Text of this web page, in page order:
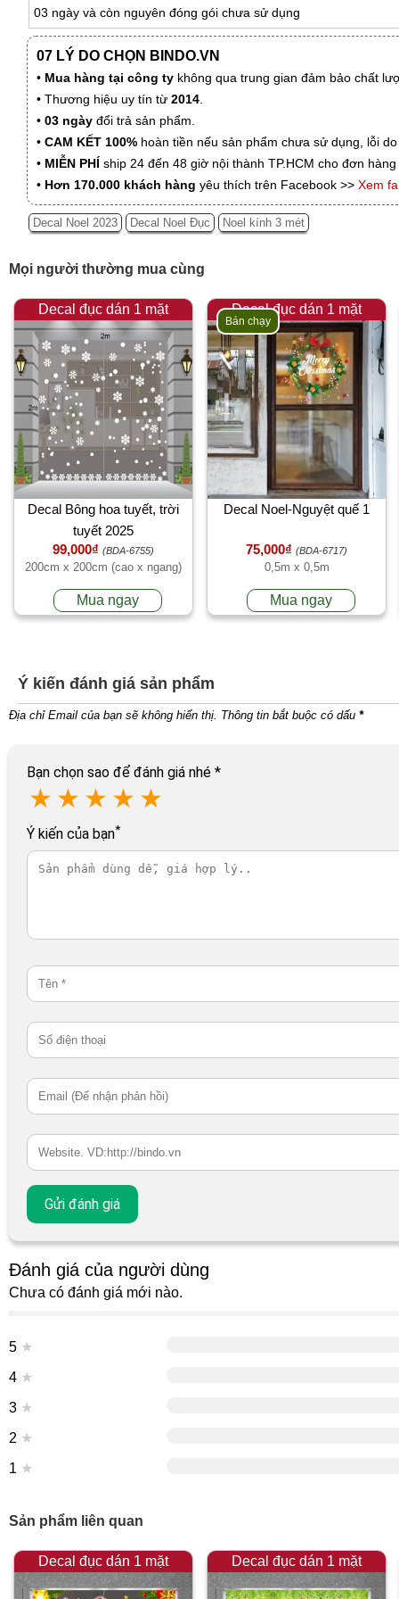
03 ngày và còn nguyên đóng gói chưa sử dụng
07 LÝ DO CHỌN BINDO.VN
• Mua hàng tại công ty không qua trung gian đảm bảo chất
• Thương hiệu uy tín từ 2014.
• 03 ngày đổi trả sản phẩm.
• CAM KẾT 100% hoàn tiền nếu sản phẩm chưa sử dụng, lỗi
• MIỄN PHÍ ship 24 đến 48 giờ nội thành TP.HCM cho đơn
• Hơn 170.000 khách hàng yêu thích trên Facebook >> Xem
Decal Noel 2023 Decal Noel Đục Noel kính 3 mét
Mọi người thường mua cùng
Decal đục dán 1 mặt
Decal Bông hoa tuyết, trời
tuyết 2025
99,000₫ (BDA-6755)
200cm x 200cm (cao x ngang)
Mua ngay
Decal đục dán 1 mặt
Bán chạy
Decal Noel-Nguyệt quế 1
75,000₫ (BDA-6717)
0,5m x 0,5m
Mua ngay
Ý kiến đánh giá sản phẩm
Địa chỉ Email của bạn sẽ không hiển thị. Thông tin bắt buộc có dấu *
Bạn chọn sao để đánh giá nhé *
★ ★ ★ ★ ★
Ý kiến của bạn*
Đánh giá của người dùng
Chưa có đánh giá mới nào.
5 ★
4 ★
3 ★
2 ★
1 ★
Sản phẩm liên quan
Decal đục dán 1 mặt Decal đục dán 1 mặt